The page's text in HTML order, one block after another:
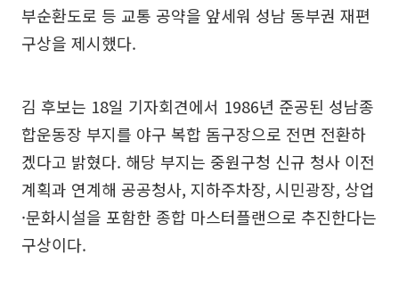
부순환도로 등 교통 공약을 앞세워 성남 동부권 재편
구상을 제시했다.
김 후보는 18일 기자회견에서 1986년 준공된 성남종
합운동장 부지를 야구 복합 돔구장으로 전면 전환하
겠다고 밝혔다. 해당 부지는 중원구청 신규 청사 이전
계획과 연계해 공공청사, 지하주차장, 시민광장, 상업
·문화시설을 포함한 종합 마스터플랜으로 추진한다는
구상이다.